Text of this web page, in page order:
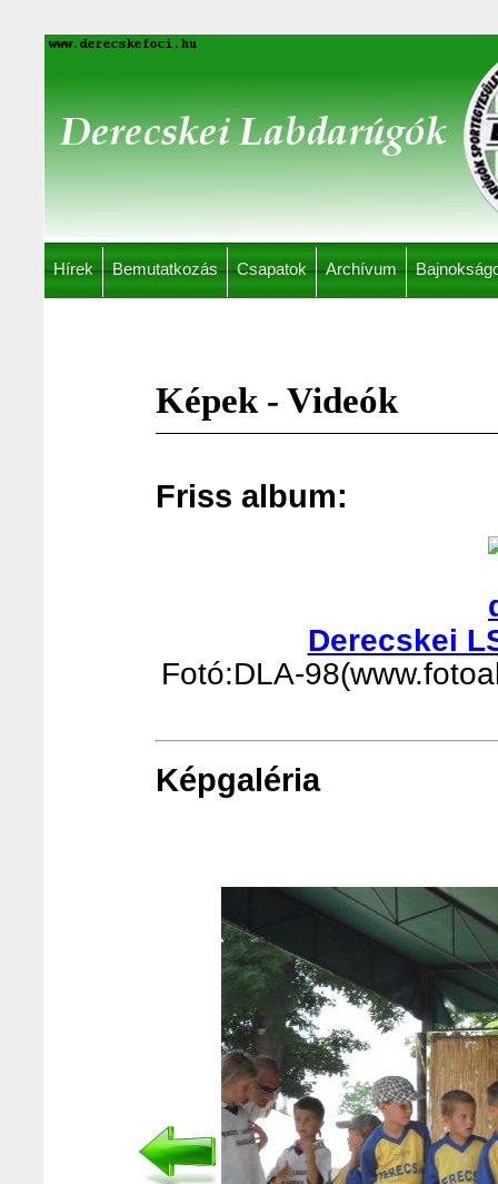
Hírek Bemutatkozás Csapatok Archívum
Képek - Videók
Friss album:
Derecskei
Fotó:DLA-
Képgaléria